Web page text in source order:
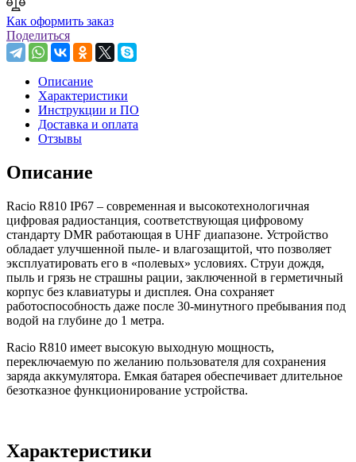
Как оформить заказ
Поделиться
Описание
Характеристики
Инструкции и ПО
Доставка и оплата
Отзывы
Описание
Racio R810 IP67 – современная и высокотехнологичная
цифровая радиостанция, соответствующая цифровому
стандарту DMR работающая в UHF диапазоне. Устройство
обладает улучшенной пыле- и влагозащитой, что позволяет
эксплуатировать его в «полевых» условиях. Струи дождя,
пыль и грязь не страшны рации, заключенной в герметичный
корпус без клавиатуры и дисплея. Она сохраняет
работоспособность даже после 30-минутного пребывания под
водой на глубине до 1 метра.
Racio R810 имеет высокую выходную мощность,
переключаемую по желанию пользователя для сохранения
заряда аккумулятора. Емкая батарея обеспечивает длительное
безотказное функционирование устройства.
Характеристики